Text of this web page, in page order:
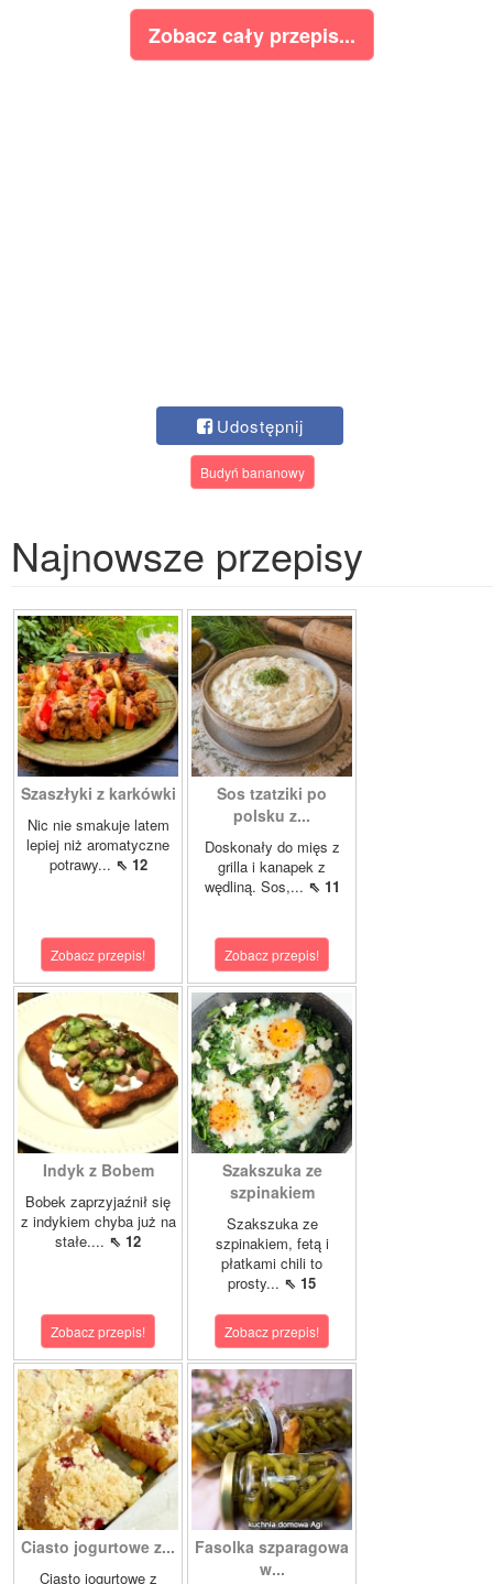
Zobacz cały przepis...
Udostępnij
Budyń bananowy
Najnowsze przepisy
Szaszłyki z karkówki
Nic nie smakuje latem
lepiej niż aromatyczne
potrawy... ⇖ 12
Zobacz przepis!
Sos tzatziki po
polsku z...
Doskonały do mięs z
grilla i kanapek z
wędliną. Sos,... ⇖ 11
Zobacz przepis!
Indyk z Bobem
Bobek zaprzyjaźnił się
z indykiem chyba już na
stałe.... ⇖ 12
Zobacz przepis!
Szakszuka ze
szpinakiem
Szakszuka ze
szpinakiem, fetą i
płatkami chili to
prosty... ⇖ 15
Zobacz przepis!
Ciasto jogurtowe z...
Ciasto jogurtowe z
Fasolka szparagowa
w...